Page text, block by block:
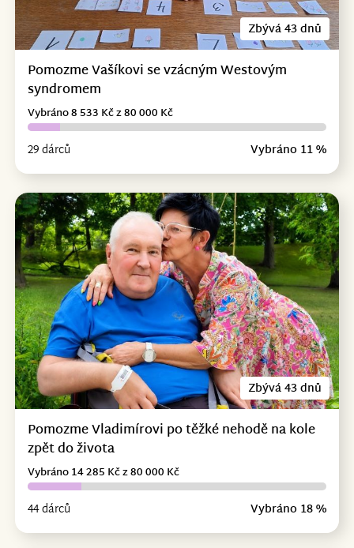
Zbývá 43 dnů
Pomozme Vašíkovi se vzácným Westovým
syndromem
29 dárců Vybráno 11 %
Vybráno 8 533 Kč z 80 000 Kč
Zbývá 43 dnů
Pomozme Vladimírovi po těžké nehodě na kole
zpět do života
44 dárců Vybráno 18 %
Vybráno 14 285 Kč z 80 000 Kč